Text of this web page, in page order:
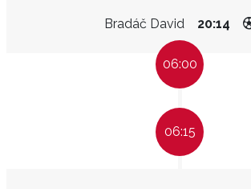
Bradáč David 20:14
06:00
06:15